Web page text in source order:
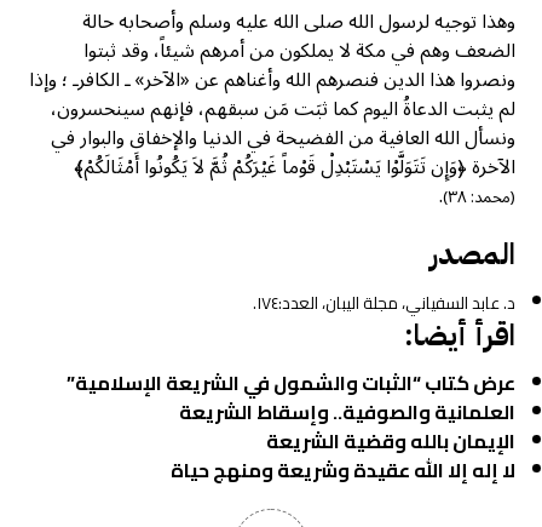
وهذا توجيه لرسول الله صلى الله عليه وسلم وأصحابه حالة
الضعف وهم في مكة لا يملكون من أمرهم شيئاً، وقد ثبتوا
ونصروا هذا الدين فنصرهم الله وأغناهم عن «الآخر» ـ الكافرـ ؛ وإذا
لم يثبت الدعاةُ اليوم كما ثبَت مَن سبقهم، فإنهم سينحسرون،
ونسأل الله العافية من الفضيحة في الدنيا والإخفاق والبوار في
الآخرة ﴿وَإِن تَتَوَلَّوْا يَسْتَبْدِلْ قَوْماً غَيْرَكُمْ ثُمَّ لاَ يَكُونُوا أَمْثَالَكُمْ﴾
(محمد: ٣٨) .
المصدر
د. عابد السفياني، مجلة اليبان، العدد:١٧٤.
اقرأ أيضا:
عرض كتاب “الثبات والشمول في الشريعة الإسلامية”
العلمانية والصوفية.. وإسقاط الشريعة
الإيمان بالله وقضية الشريعة
لا إله إلا الله عقيدة وشريعة ومنهج حياة